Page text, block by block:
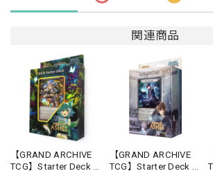
関連商品
【GRAND ARCHIVE
TCG】Starter Deck -
【GRAND ARCHIVE
TCG】Starter Deck -